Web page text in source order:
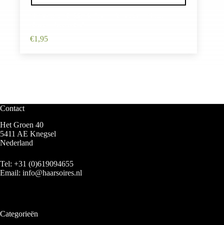
€1,95
Contact
Het Groen 40
5411 AE Knegsel
Nederland
Tel: +31 (0)619094655
Email: info@haarsoires.nl
Categorieën